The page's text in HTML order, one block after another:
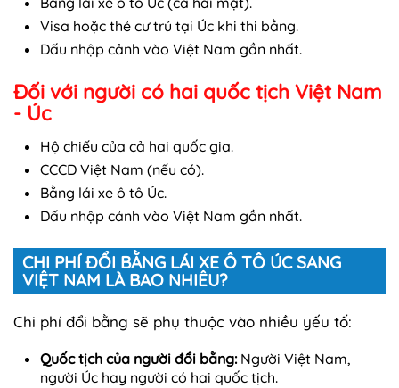
Visa hoặc thẻ cư trú tại Úc khi thi bằng.
Dấu nhập cảnh vào Việt Nam gần nhất.
Đối với người có hai quốc tịch Việt Nam
- Úc
Hộ chiếu của cả hai quốc gia.
CCCD Việt Nam (nếu có).
Bằng lái xe ô tô Úc.
Dấu nhập cảnh vào Việt Nam gần nhất.
CHI PHÍ ĐỔI BẰNG LÁI XE Ô TÔ ÚC SANG
VIỆT NAM LÀ BAO NHIÊU?
Chi phí đổi bằng sẽ phụ thuộc vào nhiều yếu tố:
Quốc tịch của người đổi bằng:Người Việt Nam,
người Úc hay người có hai quốc tịch.